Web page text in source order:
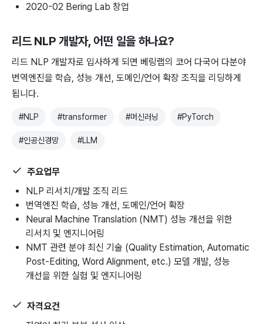
2020-02 Bering Lab 창업
리드 NLP 개발자, 어떤 일을 하나요?
리드 NLP 개발자로 입사하게 되면 베링랩의 코어 다국어 다분야
번역엔진을 학습, 성능 개선, 도메인/언어 확장 조직을 리딩하게
됩니다.
#NLP #transformer #머신러닝 #PyTorch
#인공신경망 #LLM
주요업무
NLP 리서치/개발 조직 리드
번역엔진 학습, 성능 개선, 도메인/언어 확장
Neural Machine Translation (NMT) 성능 개선을 위한
리서치 및 엔지니어링
NMT 관련 분야 최신 기술 (Quality Estimation, Automatic
Post-Editing, Word Alignment, etc.) 모델 개발, 성능
개선을 위한 실험 및 엔지니어링
자격요건